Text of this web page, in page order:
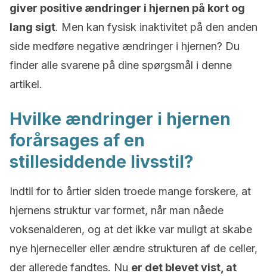
giver positive ændringer i hjernen på kort og
lang sigt. Men kan fysisk inaktivitet på den anden
side medføre negative ændringer i hjernen? Du
finder alle svarene på dine spørgsmål i denne
artikel.
Hvilke ændringer i hjernen
forårsages af en
stillesiddende livsstil?
Indtil for to årtier siden troede mange forskere, at
hjernens struktur var formet, når man nåede
voksenalderen, og at det ikke var muligt at skabe
nye hjerneceller eller ændre strukturen af de celler,
der allerede fandtes. Nu er det blevet vist, at